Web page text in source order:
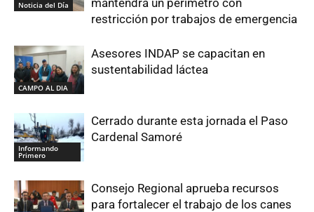
Noticia del Día
mantendrá un perímetro con
restricción por trabajos de emergencia
CAMPO AL DIA
Asesores INDAP se capacitan en
sustentabilidad láctea
Informando
Primero
Cerrado durante esta jornada el Paso
Cardenal Samoré
Consejo Regional aprueba recursos
para fortalecer el trabajo de los canes